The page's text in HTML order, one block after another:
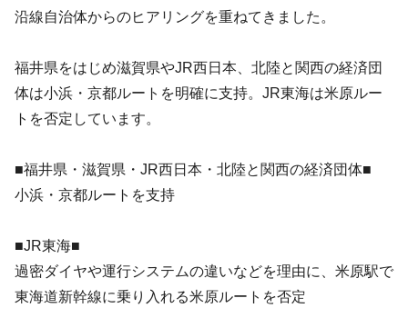
沿線自治体からのヒアリングを重ねてきました。
福井県をはじめ滋賀県やJR西日本、北陸と関西の経済団
体は小浜・京都ルートを明確に支持。JR東海は米原ルー
トを否定しています。
■福井県・滋賀県・JR西日本・北陸と関西の経済団体■
小浜・京都ルートを支持
■JR東海■
過密ダイヤや運行システムの違いなどを理由に、米原駅で
東海道新幹線に乗り入れる米原ルートを否定